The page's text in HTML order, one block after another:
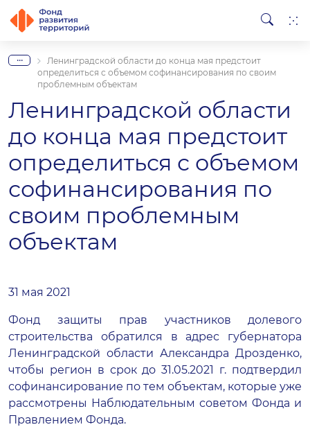
...
Ленинградской области до конца мая предстоит
определиться с объемом софинансирования по своим
проблемным объектам
Ленинградской области
до конца мая предстоит
определиться с объемом
софинансирования по
своим проблемным
объектам
31 мая 2021
Фонд защиты прав участников долевого
строительства обратился в адрес губернатора
Ленинградской области Александра Дрозденко,
чтобы регион в срок до 31.05.2021 г. подтвердил
софинансирование по тем объектам, которые уже
рассмотрены Наблюдательным советом Фонда и
Правлением Фонда.